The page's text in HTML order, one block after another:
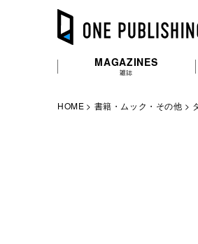
MAGAZINES
雑誌
HOME 書籍・ムック・その他